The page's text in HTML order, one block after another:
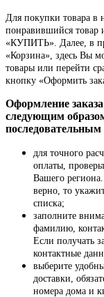
Для покупки товара в
понравившийся товар
«КУПИТЬ». Далее, в
«Корзина», здесь Вы
товары или перейти
кнопку «Оформить
Оформление
следующим
последовательным
для точного
оплаты,
Вашего
верно, то
списка;
заполните
фамилию,
Если получать
контактные
выберите
доставки,
номера дома и